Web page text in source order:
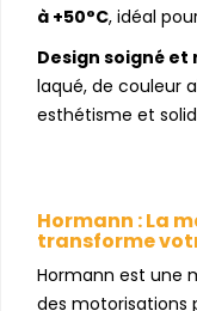
à +50°C, idéal
Design soigné et
laqué, de couleur
esthétisme et
Hormann : La
transforme
Hormann est une
des motorisations